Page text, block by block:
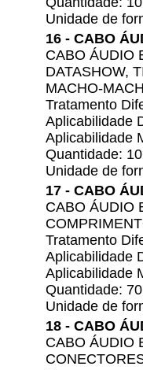
Unidade de
16 - CABO
CABO ÁUDIO
DATASHOW,
MACHO-
Tratamento
Aplicabilidade
Aplicabilidade
Quantidade:
Unidade de
17 - CABO
CABO ÁUDIO
Tratamento
Aplicabilidade
Aplicabilidade
Quantidade: 70
Unidade de
18 - CABO
CABO ÁUDIO